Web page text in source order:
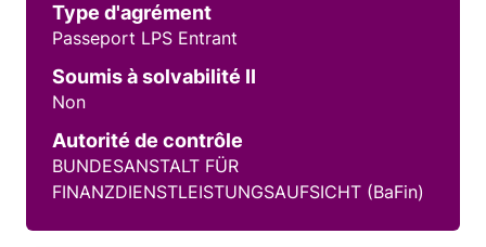
Type d'agrément
Passeport LPS Entrant
Soumis à solvabilité II
Non
Autorité de contrôle
BUNDESANSTALT FÜR
FINANZDIENSTLEISTUNGSAUFSICHT (BaFin)